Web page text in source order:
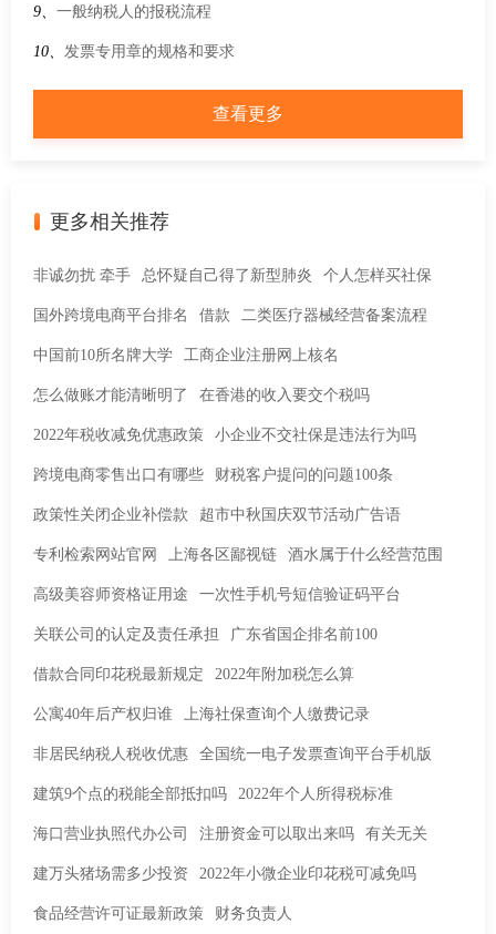
横琴粤澳深度合作区执业管理办法》的公告
9、 一般纳税人的报税流程
10、 发票专用章的规格和要求
查看更多
更多相关推荐
非诚勿扰 牵手 总怀疑自己得了新型肺炎 个人怎样买社保
国外跨境电商平台排名 借款 二类医疗器械经营备案流程
中国前10所名牌大学 工商企业注册网上核名
怎么做账才能清晰明了 在香港的收入要交个税吗
2022年税收减免优惠政策 小企业不交社保是违法行为吗
跨境电商零售出口有哪些 财税客户提问的问题100条
政策性关闭企业补偿款 超市中秋国庆双节活动广告语
专利检索网站官网 上海各区鄙视链 酒水属于什么经营范围
高级美容师资格证用途 一次性手机号短信验证码平台
关联公司的认定及责任承担 广东省国企排名前100
借款合同印花税最新规定 2022年附加税怎么算
公寓40年后产权归谁 上海社保查询个人缴费记录
非居民纳税人税收优惠 全国统一电子发票查询平台手机版
建筑9个点的税能全部抵扣吗 2022年个人所得税标准
海口营业执照代办公司 注册资金可以取出来吗 有关无关
建万头猪场需多少投资 2022年小微企业印花税可减免吗
食品经营许可证最新政策 财务负责人